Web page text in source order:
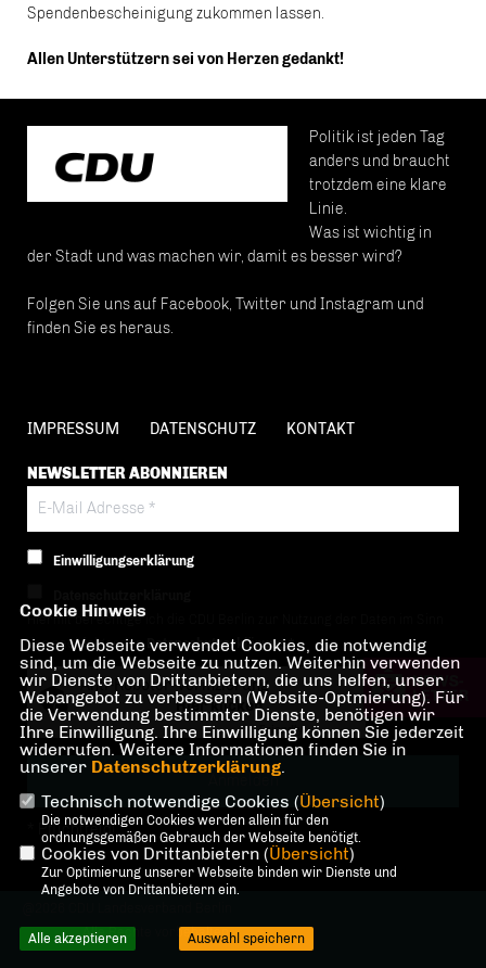
Spendenbescheinigung zukommen lassen.
Allen Unterstützern sei von Herzen gedankt!
Politik ist jeden Tag
anders und braucht
trotzdem eine klare
Linie.
Was ist wichtig in
der Stadt und was machen wir, damit es besser wird?
Folgen Sie uns auf Facebook, Twitter und Instagram und
finden Sie es heraus.
IMPRESSUM DATENSCHUTZ KONTAKT
NEWSLETTER ABONNIEREN
Einwilligungserklärung
Hiermit berechtige ich die CDU Berlin zur Nutzung der Daten im Sinn
der nachfolgenden Datenschutzerklärung.*
Anti-Roboter-Verifizierung
Hier klicken
Friendly Captcha ⇗
* Pflichtfeld!
Alle Rechte vorbehalten.
Cookie Hinweis
Diese Webseite verwendet Cookies, die notwendig
sind, um die Webseite zu nutzen. Weiterhin verwenden
wir Dienste von Drittanbietern, die uns helfen, unser
Webangebot zu verbessern (Website-Optmierung). Für
die Verwendung bestimmter Dienste, benötigen wir
Ihre Einwilligung. Ihre Einwilligung können Sie jederzeit
widerrufen. Weitere Informationen finden Sie in
unserer Datenschutzerklärung.
Technisch notwendige Cookies (Übersicht)
Die notwendigen Cookies werden allein für den
ordnungsgemäßen Gebrauch der Webseite benötigt.
Cookies von Drittanbietern (Übersicht)
Zur Optimierung unserer Webseite binden wir Dienste und
Angebote von Drittanbietern ein.
Alle akzeptieren Auswahl speichern